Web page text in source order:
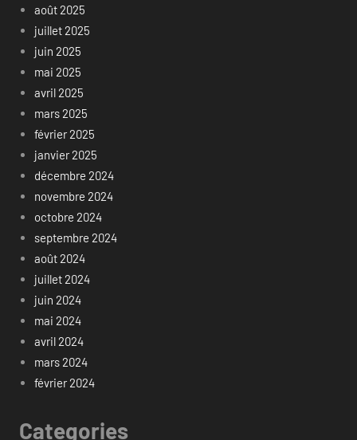
août 2025
juillet 2025
juin 2025
mai 2025
avril 2025
mars 2025
février 2025
janvier 2025
décembre 2024
novembre 2024
octobre 2024
septembre 2024
août 2024
juillet 2024
juin 2024
mai 2024
avril 2024
mars 2024
février 2024
Categories